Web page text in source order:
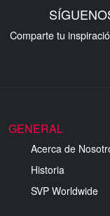
Comparte tu
GENERAL
Acerca de
Historia
SVP Worldwide